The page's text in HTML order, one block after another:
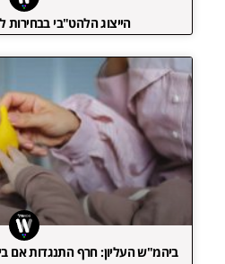
הייצוג הלהט"בי בבחירות
ביהמ"ש העליון: חרף התנגדות אם